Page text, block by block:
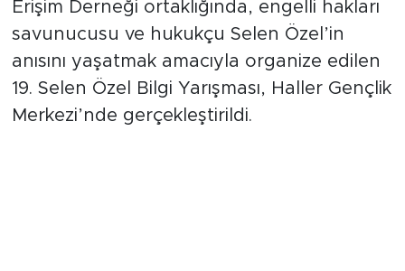
Erişim Derneği ortaklığında, engelli hakları
savunucusu ve hukukçu Selen Özel’in
anısını yaşatmak amacıyla organize edilen
19. Selen Özel Bilgi Yarışması, Haller Gençlik